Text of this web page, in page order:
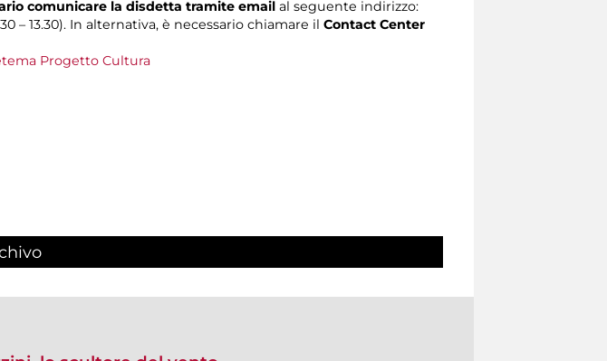
comunicare la disdetta tramite email al seguente indirizzo:
– 13.30). In alternativa, è necessario chiamare il Contact Center
Progetto Cultura